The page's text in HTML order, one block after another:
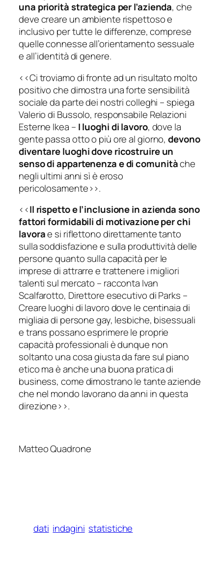
una priorità strategica per l’azienda, che
deve creare un ambiente rispettoso e
inclusivo per tutte le differenze, comprese
quelle connesse all’orientamento sessuale
e all’identità di genere.
<<Ci troviamo di fronte ad un risultato molto
positivo che dimostra una forte sensibilità
sociale da parte dei nostri colleghi – spiega
Valerio di Bussolo, responsabile Relazioni
Esterne Ikea – I luoghi di lavoro, dove la
gente passa otto o più ore al giorno,devono
diventare luoghi dove ricostruire un
senso di appartenenza e di comunitàche
negli ultimi anni sì è eroso
pericolosamente>>.
<<Il rispetto e l’inclusione in azienda sono
fattori formidabili di motivazione per chi
lavorae si riflettono direttamente tanto
sulla soddisfazione e sulla produttività delle
persone quanto sulla capacità per le
imprese di attrarre e trattenere i migliori
talenti sul mercato – racconta Ivan
Scalfarotto, Direttore esecutivo di Parks –
Creare luoghi di lavoro dove le centinaia di
migliaia di persone gay, lesbiche, bisessuali
e trans possano esprimere le proprie
capacità professionali è dunque non
soltanto una cosa giusta da fare sul piano
etico ma è anche una buona pratica di
business, come dimostrano le tante aziende
che nel mondo lavorano da anni in questa
direzione>>.
Matteo Quadrone
dati indagini statistiche